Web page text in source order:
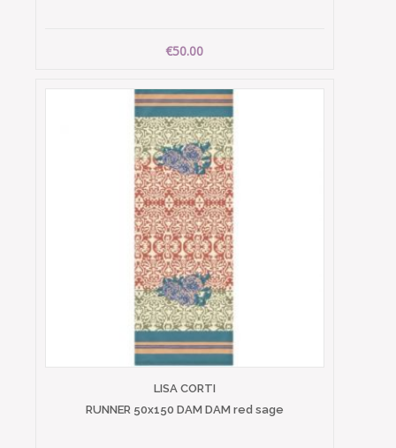
€50.00
LISA CORTI
RUNNER 50x150 DAM DAM red sage